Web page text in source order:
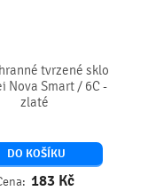
tvrzené sklo
Nova Smart / 6C -
zlaté
DO KOŠÍKU
183 Kč